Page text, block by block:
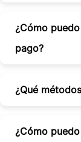
¿Cómo
pago?
¿Qué
¿Cómo